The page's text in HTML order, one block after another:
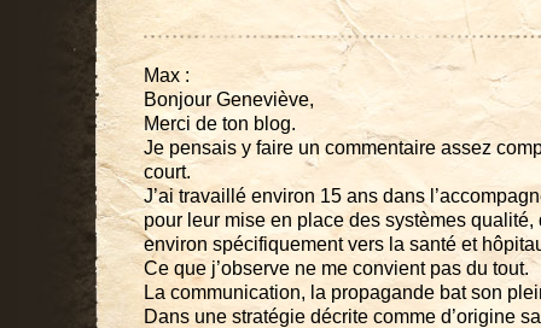
Max :
Bonjour Geneviève,
Merci de ton blog.
Je pensais y faire un commentaire assez
court.
J’ai travaillé environ 15 ans dans
pour leur mise en place des systèmes
environ spécifiquement vers la santé et
Ce que j’observe ne me convient pas du tout.
La communication, la propagande bat son
Dans une stratégie décrite comme d’origine